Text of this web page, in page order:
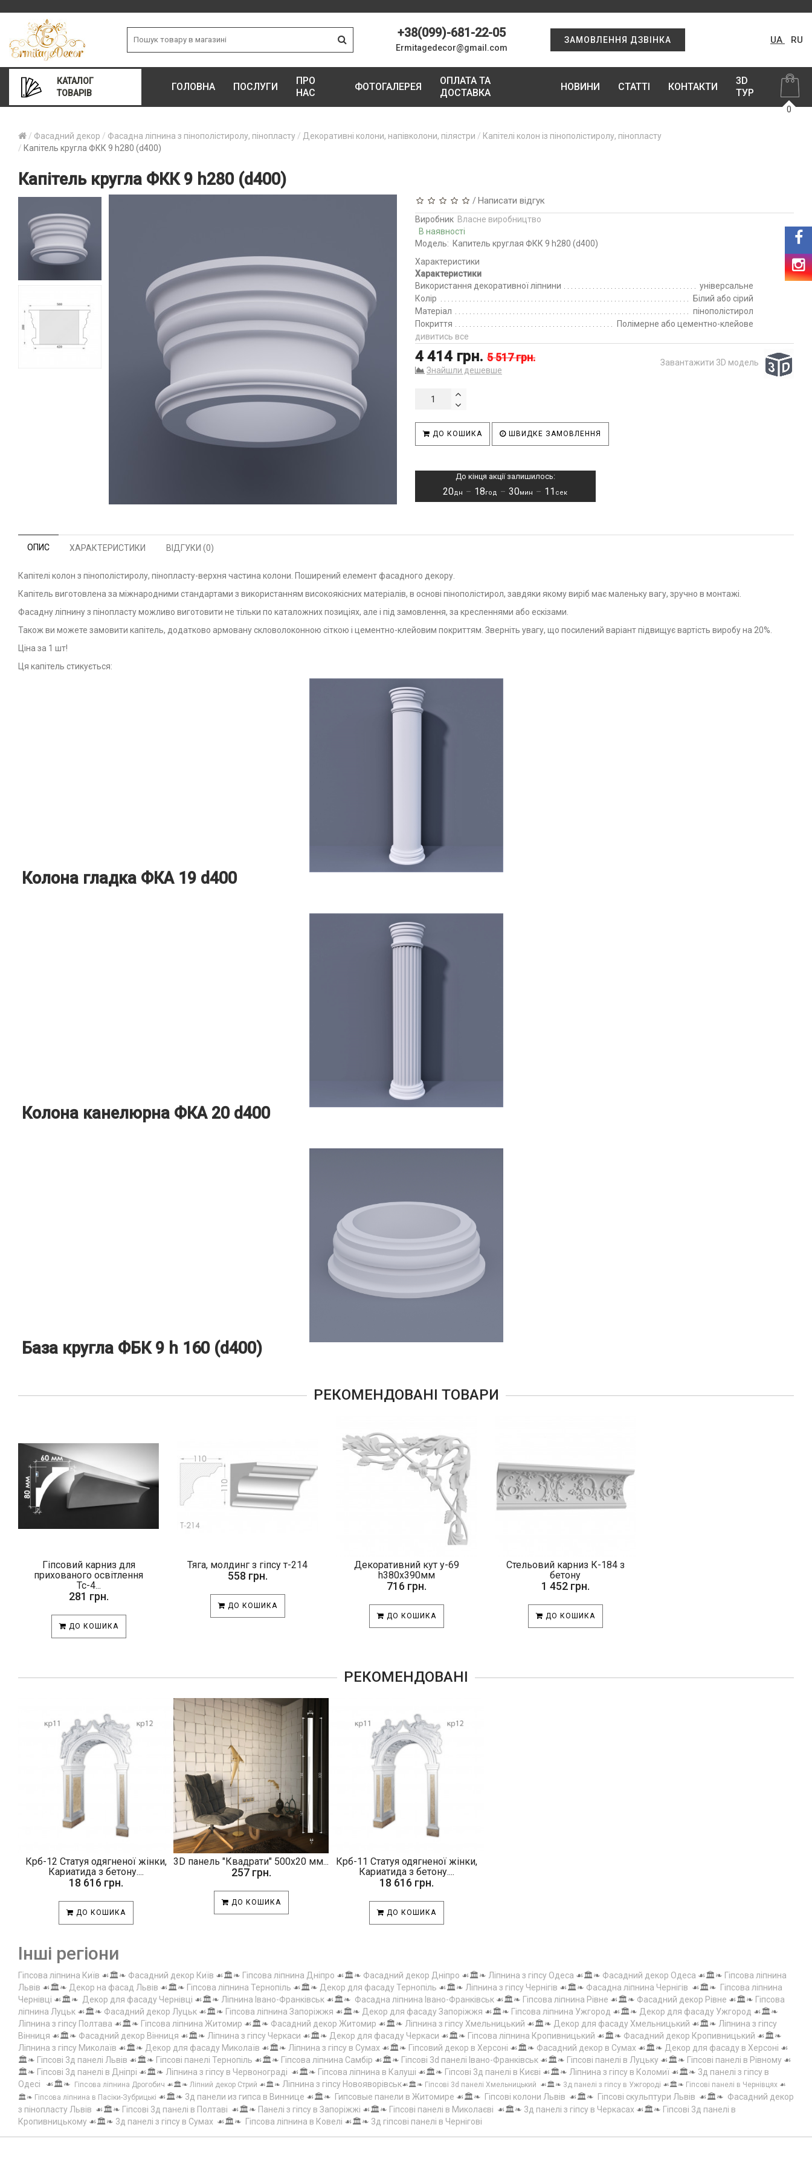
+38(099)-681-22-05
Ermitagedecor@gmail.com
ЗАМОВЛЕННЯ ДЗВІНКА UA RU
КАТАЛОГ
ТОВАРІВ
ГОЛОВНА ПОСЛУГИ
ПРО
НАС
ФОТОГАЛЕРЕЯ
ОПЛАТА ТА
ДОСТАВКА
НОВИНИ СТАТТІ КОНТАКТИ
3D
ТУР
0
Фасадний декор Фасадна ліпнина з пінополістиролу, пінопласту Декоративні колони, напівколони, пілястри
Капітелі колон із пінополістиролу, пінопласту
Капітель кругла ФКК 9 h280 (d400)
Капітель кругла ФКК 9 h280 (d400)
/Написати відгук
Виробник Власне виробництво
В наявності
Модель: Капитель круглая ФКК 9 h280 (d400)
Характеристики
Характеристики
Використання декоративної ліпнини
універсальне
Колір
Білий або сірий
Матеріал
пінополістирол
Покриття
Полімерне або цементно-клейове
дивитись все
4 414 грн. 5 517 грн.
Знайшли дешевше
Завантажити 3D модель
ДО КОШИКА ШВИДКЕ ЗАМОВЛЕННЯ
До кінця акції залишилось:
20дн – 18год – 30мин – 11 сек
ОПИС ХАРАКТЕРИСТИКИ ВІДГУКИ (0)
Капітелі колон з пінополістиролу, пінопласту-верхня частина колони. Поширений елемент фасадного декору.
Капітель виготовлена за міжнародними стандартами з використанням високоякісних матеріалів, в основі пінополістирол, завдяки якому виріб має маленьку вагу, зручно в монтажі.
Фасадну ліпнину з пінопласту можливо виготовити не тільки по каталожних позиціях, але і під замовлення, за кресленнями або ескізами.
Також ви можете замовити капітель, додатково армовану скловолоконною сіткою і цементно-клейовим покриттям. Зверніть увагу, що посилений варіант підвищує вартість виробу на 20%.
Ціна за 1 шт!
Ця капітель стикується:
Колона гладка ФКА 19 d400
Колона канелюрна ФКА 20 d400
База кругла ФБК 9 h 160 (d400)
РЕКОМЕНДОВАНІ ТОВАРИ
Гіпсовий карниз для
прихованого освітлення
Тс-4...
281 грн.
ДО КОШИКА
Тяга, молдинг з гіпсу т-214
558 грн.
ДО КОШИКА
Декоративний кут у-69
h380х390мм
716 грн.
ДО КОШИКА
Стельовий карниз К-184 з
бетону
1 452 грн.
ДО КОШИКА
РЕКОМЕНДОВАНІ
Крб-12 Статуя одягненої жінки,
Кариатида з бетону....
18 616 грн.
ДО КОШИКА
3D панель "Квадрати" 500х20 мм...
257 грн.
ДО КОШИКА
Крб-11 Статуя одягненої жінки,
Кариатида з бетону....
18 616 грн.
ДО КОШИКА
Інші регіони
Гіпсова ліпнина Київ ☙🏛️❧ Фасадний декор Київ ☙🏛️❧ Гіпсова ліпнина Дніпро ☙🏛️❧ Фасадний декор Дніпро ☙🏛️❧ Ліпнина з гіпсу Одеса ☙🏛️❧ Фасадний декор Одеса ☙🏛️❧ Гіпсова ліпнина
Львів ☙🏛️❧ Декор на фасад Львів ☙🏛️❧ Гіпсова ліпнина Тернопіль ☙🏛️❧ Декор для фасаду Тернопіль ☙🏛️❧ Ліпнина з гіпсу Чернігів ☙🏛️❧ Фасадна ліпнина Чернігів ☙🏛️❧ Гіпсова ліпнина
Чернівці ☙🏛️❧ Декор для фасаду Чернівці ☙🏛️❧ Ліпнина Івано-Франківськ ☙🏛️❧ Фасадна ліпнина Івано-Франківськ ☙🏛️❧ Гіпсова ліпнина Рівне ☙🏛️❧ Фасадний декор Рівне ☙🏛️❧ Гіпсова
ліпнина Луцьк ☙🏛️❧ Фасадний декор Луцьк ☙🏛️❧ Гіпсова ліпнина Запоріжжя ☙🏛️❧ Декор для фасаду Запоріжжя ☙🏛️❧ Гіпсова ліпнина Ужгород ☙🏛️❧ Декор для фасаду Ужгород ☙🏛️❧
Ліпнина з гіпсу Полтава ☙🏛️❧ Гіпсова ліпнина Житомир ☙🏛️❧ Фасадний декор Житомир ☙🏛️❧ Ліпнина з гіпсу Хмельницький ☙🏛️❧ Декор для фасаду Хмельницький ☙🏛️❧ Ліпнина з гіпсу
Вінниця ☙🏛️❧ Фасадний декор Вінниця ☙🏛️❧ Ліпнина з гіпсу Черкаси ☙🏛️❧ Декор для фасаду Черкаси ☙🏛️❧ Гіпсова ліпнина Кропивницький ☙🏛️❧ Фасадний декор Кропивницький ☙🏛️❧
Ліпнина з гіпсу Миколаїв ☙🏛️❧ Декор для фасаду Миколаїв ☙🏛️❧ Ліпнина з гіпсу в Сумах ☙🏛️❧ Гіпсовий декор в Херсоні ☙🏛️❧ Фасадний декор в Сумах ☙🏛️❧ Декор для фасаду в Херсоні ☙
🏛️❧ Гіпсові 3д панелі Львів ☙🏛️❧ Гіпсові панелі Тернопіль ☙🏛️❧ Гіпсова ліпнина Самбір ☙🏛️❧ Гіпсові 3d панелі Івано-Франківськ ☙🏛️❧ Гіпсові панелі в Луцьку ☙🏛️❧ Гіпсові панелі в Рівному ☙
🏛️❧ Гіпсові 3д панелі в Дніпрі ☙🏛️❧ Ліпнина з гіпсу в Червонограді ☙🏛️❧ Гіпсова ліпнина в Калуші ☙🏛️❧ Гіпсові 3д панелі в Києві ☙🏛️❧ Ліпнина з гіпсу в Коломиї ☙🏛️❧ 3д панелі з гіпсу в
Одесі ☙🏛️❧ Гіпсова ліпнина Дрогобич ☙🏛️❧ Ліпний декор Стрий ☙🏛️❧ Ліпнина з гіпсу Новояворівськ☙🏛️❧ Гіпсові 3d панелі Хмельницький ☙🏛️❧ 3д панелі з гіпсу в Ужгороді ☙🏛️❧ Гіпсові панелі в Чернівцях ☙
🏛️❧ Гіпсова ліпнина в Пасіки-Зубрицькі ☙🏛️❧ 3д панели из гипса в Виннице ☙🏛️❧ Гипсовые панели в Житомире ☙🏛️❧ Гіпсові колони Львів ☙🏛️❧ Гіпсові скульптури Львів ☙🏛️❧ Фасадний декор
з пінопласту Львів ☙🏛️❧ Гіпсові 3д панелі в Полтаві ☙🏛️❧ Панелі з гіпсу в Запоріжжі ☙🏛️❧ Гіпсові панелі в Миколаєві ☙🏛️❧ 3д панелі з гіпсу в Черкасах ☙🏛️❧ Гіпсові 3д панелі в
Кропивницькому ☙🏛️❧ 3д панелі з гіпсу в Сумах ☙🏛️❧ Гіпсова ліпнина в Ковелі ☙🏛️❧ 3д гіпсові панелі в Чернігові